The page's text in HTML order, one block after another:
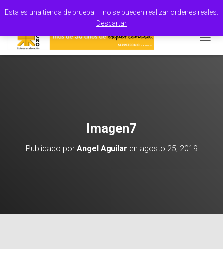
Esta es una tienda de prueba — no se pueden realizar ordenes reales.
Descartar
100% Orgullo Mexicano
Imagen7
Publicado por Angel Aguilar en agosto 25, 2019